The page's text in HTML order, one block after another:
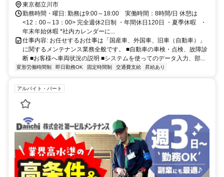
勤可 （駐車場なし＞自己手配）
東京都立川市
勤務時間・曜日: 勤務は9:00～18:00 実働時間：8時間/日 休憩は
<12：00～13：00> 完全週休2日制 ・年間休日120日 ・夏季休暇 ・
年末年始休暇 *社内カレンダーに...
仕事内容: お任せするお仕事は「国産車、外国車、旧車（自動車）」
に関するメンテナンス業務全般です。 ■自動車の車検・点検、故障診
断 ■お客様へ車両状況の説明 ■システムを使ってのデータ入力、部...
変形労働時間制 即日勤務OK 固定時間制 交通費支給 昇給あり
アルバイト・パート